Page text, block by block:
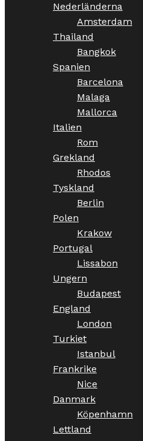
Nederländerna
Amsterdam
Thailand
Bangkok
Spanien
Barcelona
Malaga
Mallorca
Italien
Rom
Grekland
Rhodos
Tyskland
Berlin
Polen
Krakow
Portugal
Lissabon
Ungern
Budapest
England
London
Turkiet
Istanbul
Frankrike
Nice
Danmark
Köpenhamn
Lettland